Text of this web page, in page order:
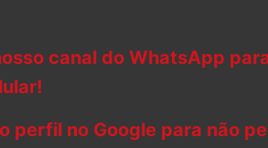
canal do WhatsApp
perfil no Google para não